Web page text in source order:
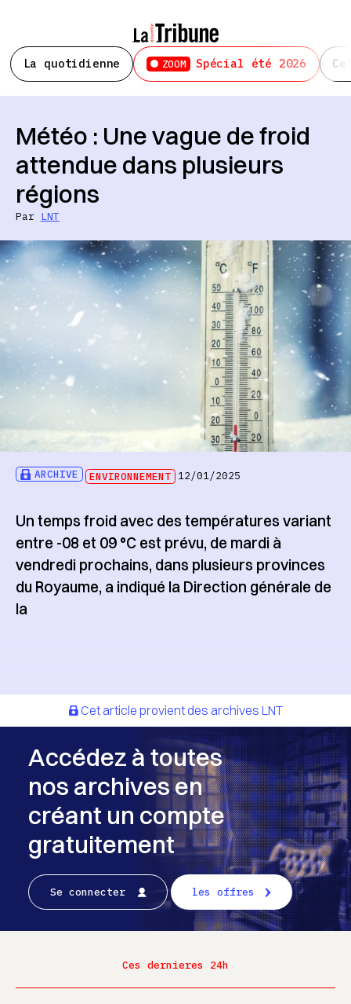
La quotidienne ZOOM Spécial été 2026
ARCHIVE ENVIRONNEMENT 12/01/2025
Météo : Une vague de froid
attendue dans plusieurs
régions
Par LNT
Un temps froid avec des températures variant
entre -08 et 09 °C est prévu, de mardi à
vendredi prochains, dans plusieurs provinces
du Royaume, a indiqué la Direction générale de
la
Cet article provient des archives LNT
Accédez à toutes
nos archives en
créant un compte
gratuitement
Se connecter les offres
Ces dernieres 24h